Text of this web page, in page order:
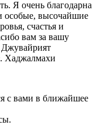
Я очень благодарна
особые, высочайшие
счастья и
вам за вашу
Джувайрият
Хаджалмахи
с вами в ближайшее